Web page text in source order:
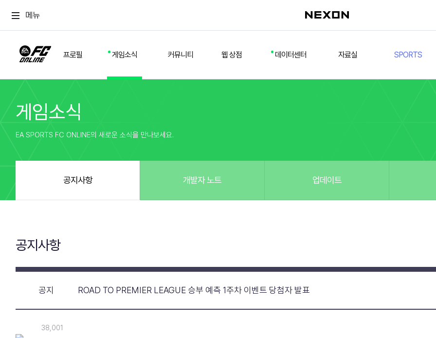
메뉴
프로필 게임소식 커뮤니티 웹 상점 데이터센터 자료실 SPORTS
스쿼드
경기 기록
커뮤니티
방명록
설정
업데이트
유저 가이드
질문
게임 플레이 버그 제보
훈련코치/특성 도우미
게임소식
EA SPORTS FC ONLINE의 새로운 소식을 만나보세요.
공지사항 개발자 노트 업데이트
공지사항
공지 ROAD TO PREMIER LEAGUE 승부 예측 1주차 이벤트 당첨자 발표
38,001